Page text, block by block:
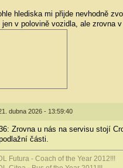
hlediska mi přijde nevhodně
jen v polovině vozidla, ale zrovna
dubna 2026 - 13:59:40
Zrovna u nás na servisu stojí
části.
Futura - Coach of the Year 2012!!!